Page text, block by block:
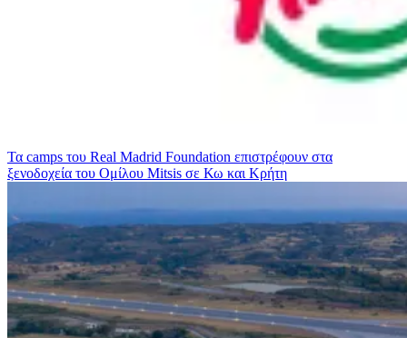
Τα camps του Real Madrid Foundation επιστρέφουν στα
ξενοδοχεία του Ομίλου Mitsis σε Κω και Κρήτη